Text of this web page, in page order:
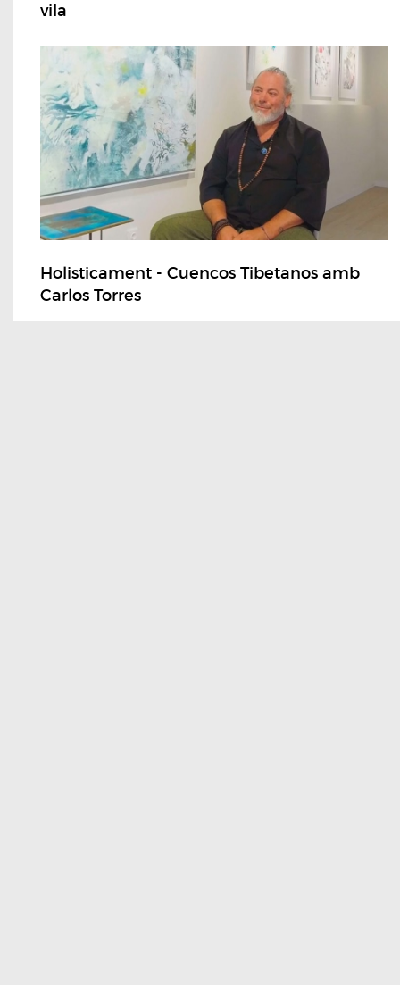
vila
Holisticament - Cuencos Tibetanos amb
Carlos Torres